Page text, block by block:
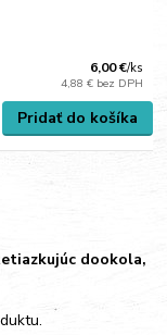
6,00 €/ks
4,88 € bez DPH
Pridať do košíka
dookola,